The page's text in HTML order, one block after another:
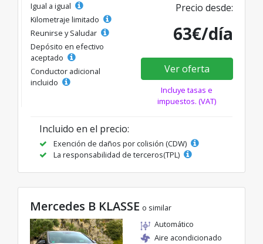
Igual a igual
Kilometraje limitado
Reunirse y Saludar
Depósito en efectivo
aceptado
Conductor adicional
incluido
Precio desde:
63€/día
Ver oferta
Incluye tasas e
impuestos. (VAT)
Incluido en el precio:
Exención de daños por colisión (CDW)
La responsabilidad de terceros(TPL)
Mercedes B KLASSE o similar
Automático
Aire acondicionado